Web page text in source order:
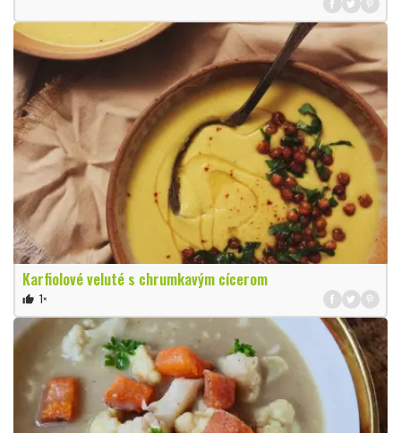
Karfiolové veluté s chrumkavým cícerom
thumb_up 1×